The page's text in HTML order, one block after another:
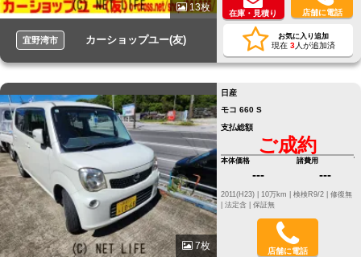
13枚
宜野湾市 カーショップユー(友)
在庫・見積り 店舗に電話
お気に入り追加
現在 3人が追加済
7枚
日産
モコ 660 S
支払総額
ご成約
本体価格
---
諸費用
---
修復無
法定含 | 保証無
店舗に電話